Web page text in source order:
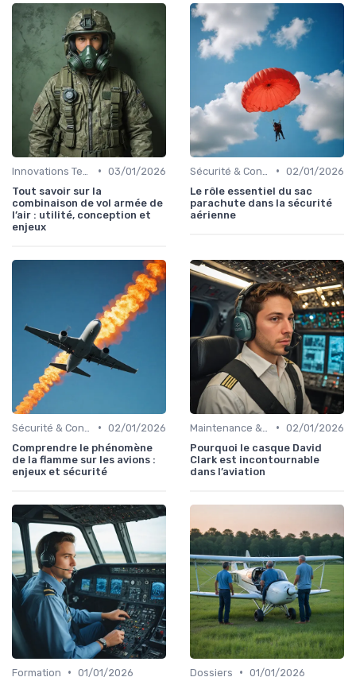
• 03/01/2026
Tout savoir sur la
combinaison de vol armée de
l’air : utilité, conception et
enjeux
• 02/01/2026
Le rôle essentiel du sac
parachute dans la sécurité
aérienne
• 02/01/2026
Comprendre le phénomène
de la flamme sur les avions :
enjeux et sécurité
• 02/01/2026
Pourquoi le casque David
Clark est incontournable
dans l’aviation
Formation • 01/01/2026
Dossiers • 01/01/2026